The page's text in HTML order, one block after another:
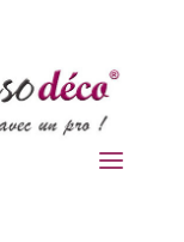
a